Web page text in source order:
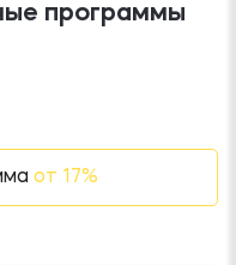
программы
от 17%